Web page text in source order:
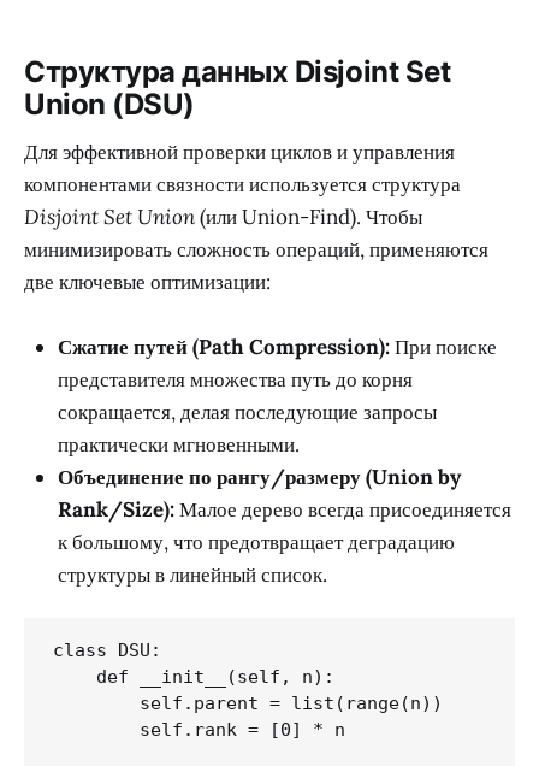
Структура данных Disjoint Set
Union (DSU)
Для эффективной проверки циклов и управления
компонентами связности используется структура
Disjoint Set Union(или Union-Find). Чтобы
минимизировать сложность операций, применяются
две ключевые оптимизации:
Сжатие путей (Path Compression):При поиске
представителя множества путь до корня
сокращается, делая последующие запросы
практически мгновенными.
Объединение по рангу/размеру (Union by
Rank/Size):Малое дерево всегда присоединяется
к большому, что предотвращает деградацию
структуры в линейный список.
class DSU:
    def __init__(self, n):
        self.parent = list(range(n))
        self.rank = [0] * n